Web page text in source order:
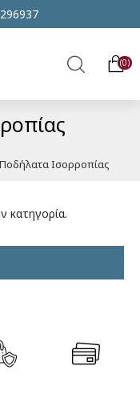
0
Ποδήλατα Ισορροπίας
κατηγορία.